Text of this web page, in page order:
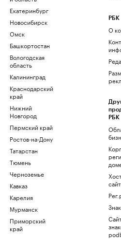
Екатеринбург
Новосибирск
Омск
Башкортостан
Вологодская
область
Калининград
Краснодарский
край
Нижний
Новгород
Пермский край
Ростов-на-Дону
Татарстан
Тюмень
Черноземье
Кавказ
Карелия
Мурманск
Приморский
край
РБК
О
РБК